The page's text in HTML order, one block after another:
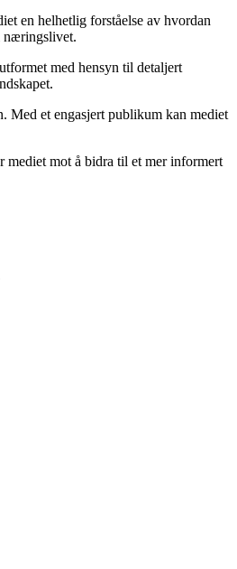
en helhetlig forståelse av hvordan
næringslivet.
med hensyn til detaljert
Med et engasjert publikum kan mediet
mot å bidra til et mer informert